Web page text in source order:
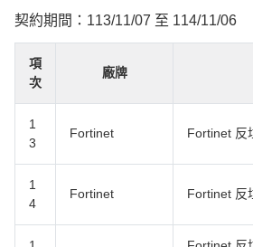
契約期間：113/11/07 至 114/11/06
項
次
廠牌
1
3
Fortinet Fortinet 反
1
4
Fortinet Fortinet 反